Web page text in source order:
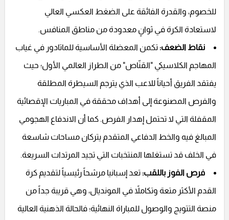
للخصوم، والقدرة الفائقة على الضغط العكسي العالي
لاستعادة الكرة في ثوانٍ معدودة من مناطق المنافس.
نقاط الضعف:تكمن المعضلة الأساسية للماتادور في غياب
المهاجم الكلاسيكي "القنّاص" من الطراز العالمي الأول؛ حيث
يفتقد الفريق أحياناً للاعب الذي يترجم السيطرة المطلقة
والفرص المصنوعة إلى أهداف محققة في المباريات الإقصائية
المقفلة التي لا تحتمل إهدار الفرص. كما أن الاندفاع الهجومي
المبالغ فيه والخط الدفاعي المتقدم يتركان مساحات شاسعة
في الخلف قد تستغلها المنتخبات التي تجيد المرتدات السريعة.
فرص الفوز باللقب:تعد إسبانيا مرشحاً رئيسياً لتقديم كرة
القدم الأكثر متعة وتكاملاً في المونديال، وهي قريبة جداً من
منصة التتويج والوصول للمباراة النهائية؛ فالحالة الذهنية العالية